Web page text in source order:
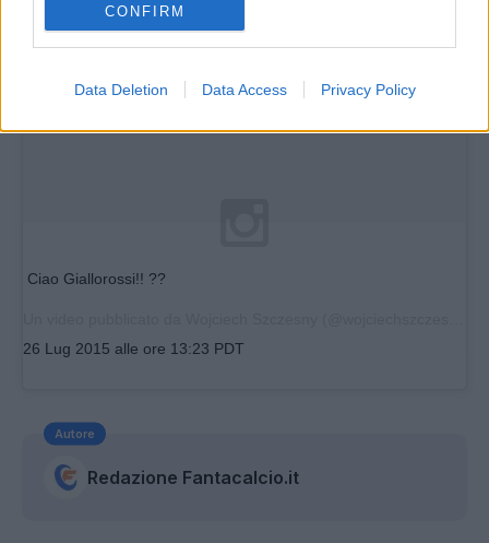
CONFIRM
Data Deletion Data Access Privacy Policy
Ciao Giallorossi!! ??
26 Lug 2015 alle ore 13:23 PDT
Autore
Redazione Fantacalcio.it